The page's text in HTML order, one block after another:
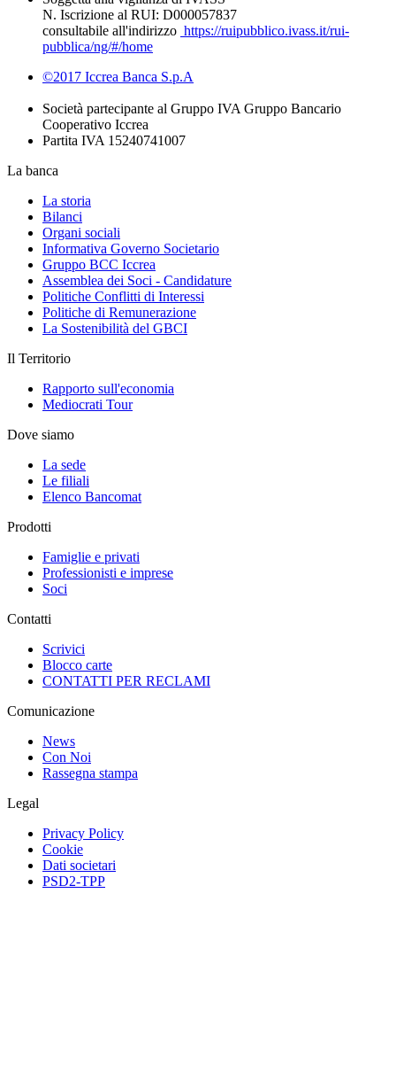
N. Iscrizione al RUI: D000057837
consultabile all'indirizzo https://ruipubblico.ivass.it/rui-
pubblica/ng/#/home
©2017 Iccrea Banca S.p.A
Società partecipante al Gruppo IVA Gruppo Bancario
Cooperativo Iccrea
Partita IVA 15240741007
La banca
La storia
Bilanci
Organi sociali
Informativa Governo Societario
Gruppo BCC Iccrea
Assemblea dei Soci - Candidature
Politiche Conflitti di Interessi
Politiche di Remunerazione
La Sostenibilità del GBCI
Il Territorio
Rapporto sull'economia
Mediocrati Tour
Dove siamo
La sede
Le filiali
Elenco Bancomat
Prodotti
Famiglie e privati
Professionisti e imprese
Soci
Contatti
Scrivici
Blocco carte
CONTATTI PER RECLAMI
Comunicazione
News
Con Noi
Rassegna stampa
Legal
Privacy Policy
Cookie
Dati societari
PSD2-TPP